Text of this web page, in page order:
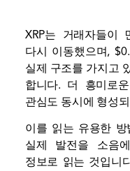
XRP는 거래자들이
다시 이동했으며,
실제 구조를 가지고
합니다. 더 흥미로
관심도 동시에 형성
이를 읽는 유용한
실제 발전을 소음
정보로 읽는 것입니